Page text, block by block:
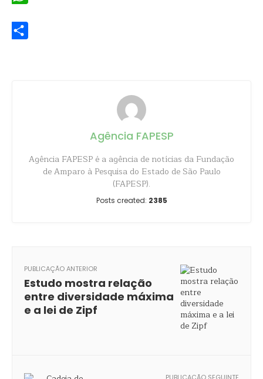
Agência FAPESP
Agência FAPESP é a agência de notícias da Fundação
de Amparo à Pesquisa do Estado de São Paulo
(FAPESP).
Posts created: 2385
PUBLICAÇÃO ANTERIOR
Estudo mostra relação
entre diversidade máxima
e a lei de Zipf